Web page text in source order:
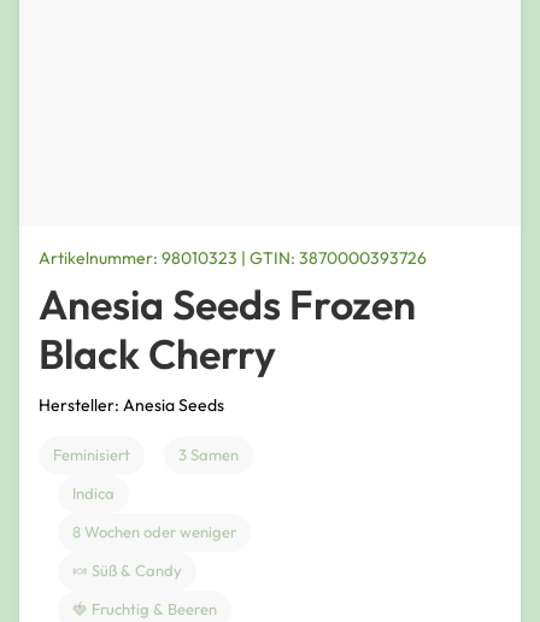
Artikelnummer: 98010323 | GTIN: 3870000393726
Anesia Seeds Frozen
Black Cherry
Hersteller: Anesia Seeds
Feminisiert
3 Samen
Indica
8 Wochen oder weniger
🍬 Süß & Candy
🍓 Fruchtig & Beeren